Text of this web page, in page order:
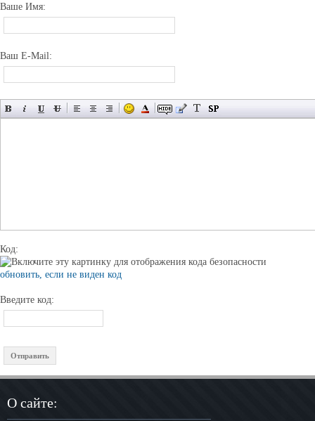
Ваше Имя:
Ваш E-Mail:
Код:
обновить, если не виден код
Введите код:
О сайте: